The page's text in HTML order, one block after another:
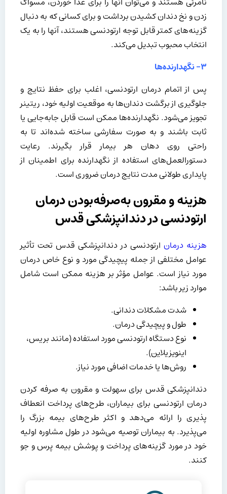
زدن و نخ دندان کشیدن برداشت و برای کسانی که به دنبال
گزینه‌های کمتر قابل توجه ارتودنسی هستند، آنها را به یک
انتخاب محبوب تبدیل می‌کند.
۳- نگهدارنده‌ها
پس از اتمام درمان ارتودنسی، اغلب برای حفظ نتایج و
جلوگیری از برگشت دندان‌ها به موقعیت اولیه خود، ریتینر
تجویز می‌شود. نگهدارنده‌ها ممکن است قابل جابه‌جایی یا
ثابت باشند و به صورت سفارشی ساخته شده‌اند تا به
راحتی روی دهان هر بیمار قرار بگیرند. رعایت
دستورالعمل‌های استفاده از نگهدارنده برای اطمینان از
پایداری طولانی مدت نتایج درمان ضروری است.
هزینه و مقرون به‌صرفه‌بودن درمان
ارتودنسی در دندانپزشکی قدس
هزینه درمان ارتودنسی در دندانپزشکی قدس تحت تأثیر
عوامل مختلفی از جمله پیچیدگی مورد و نوع خاص درمان
مورد نیاز است. عوامل مؤثر بر هزینه ممکن است شامل
موارد زیر باشد:
شدت مشکلات دندانی.
طول و پیچیدگی درمان.
نوع دستگاه ارتودنسی مورد استفاده (مانند بریس،
اینویزیلاین).
روش‌ها یا خدمات اضافی مورد نیاز.
دندانپزشکی قدس برای سهولت و مقرون به صرفه کردن
درمان ارتودنسی برای بیماران، طرح‌های پرداخت انعطاف
پذیری را ارائه می‌دهد و اکثر طرح‌های بیمه بزرگ را
می‌پذیرد. به بیماران توصیه می‌شود در طول مشاوره اولیه
خود در مورد گزینه‌های پرداخت و پوشش بیمه پرس و جو
کنند.